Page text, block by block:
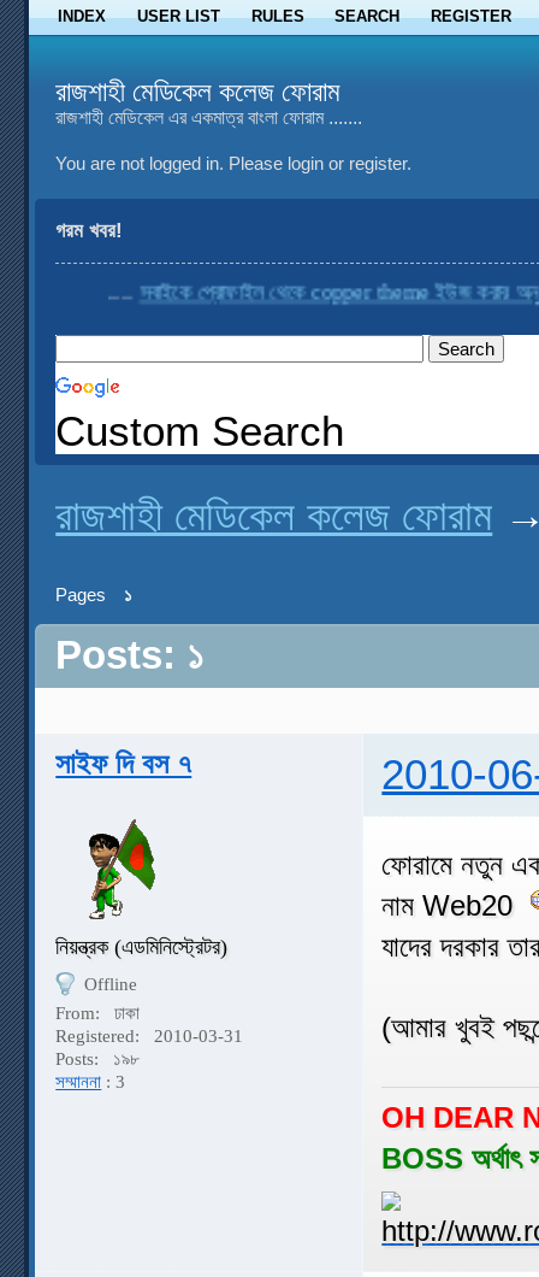
INDEX USER LIST RULES SEARCH REGISTER
রাজশাহী মেডিকেল কলেজ ফোরাম
রাজশাহী মেডিকেল এর একমাত্র বাংলা ফোরাম .......
You are not logged in. Please login or register.
গরম খবর!
....সবাইকে প্রোফাইল থেকে copper theme ইউজ করার
Custom Search
রাজশাহী মেডিকেল কলেজ ফোরাম
Pages ১
Posts: ১
সাইফ দি বস ৭ 2010-
নিয়ন্ত্রক (এডমিনিস্ট্রেটর)
Offline
From:
ঢাকা
Registered:
2010-03-31
Posts:
১৯৮
সম্মাননা : 3
ফোরামে নতুন
নাম Web20
যাদের দরকার
(আমার খুবই
OH DEAR
BOSS অর্থাৎ